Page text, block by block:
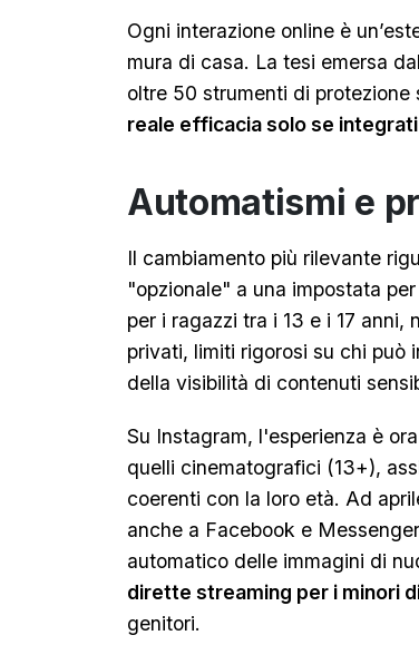
Ogni interazione online è
mura di casa. La tesi emersa
oltre 50 strumenti di protezione
reale efficacia solo se
Automatismi e
Il cambiamento più rilevante
"opzionale" a una impostata
per i ragazzi tra i 13 e i 17
privati, limiti rigorosi su chi può
della visibilità di contenuti
Su Instagram, l'esperienza è
quelli cinematografici (13+),
coerenti con la loro età. Ad
anche a Facebook e
automatico delle immagini di
dirette streaming per i minori
genitori.